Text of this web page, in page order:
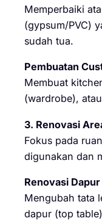
Memperbaiki
(gypsum/PVC)
sudah tua.
Pembuatan
Membuat
(wardrobe),
3. Renovasi
Fokus pada
digunakan dan
Renovasi Dapur
Mengubah tata
dapur (top